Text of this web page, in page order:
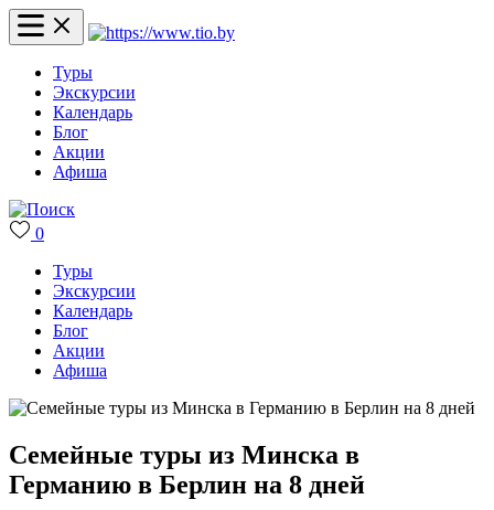
Туры
Экскурсии
Календарь
Блог
Акции
Афиша
0
Туры
Экскурсии
Календарь
Блог
Акции
Афиша
Семейные туры из Минска в
Германию в Берлин на 8 дней